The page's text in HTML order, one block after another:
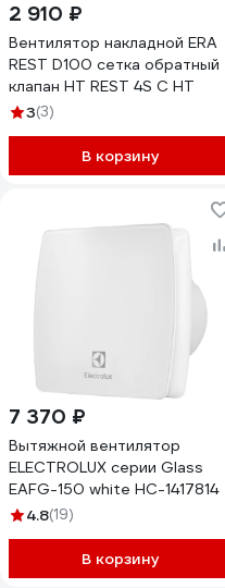
2 910 ₽
Вентилятор накладной ERA
REST D100 сетка обратный
клапан HT REST 4S C HT
3(3)
В корзину
7 370 ₽
Вытяжной вентилятор
ELECTROLUX серии Glass
EAFG-150 white НС-1417814
4.8(19)
В корзину